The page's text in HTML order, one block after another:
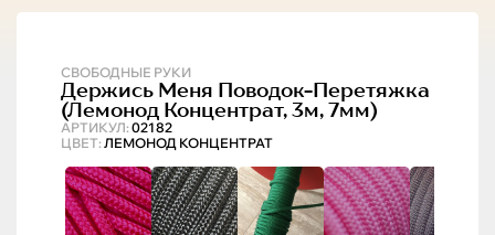
СВОБОДНЫЕ РУКИ
АРТИКУЛ: 02182
Держись Меня Поводок-Перетяжка
(лемонод Концентрат, 3м, 7мм)
ЦВЕТ: ЛЕМОНОД КОНЦЕНТРАТ